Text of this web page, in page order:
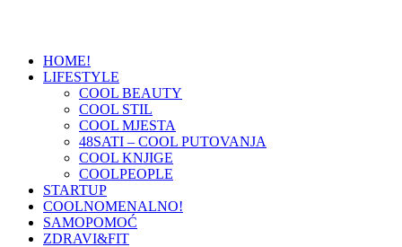
HOME!
LIFESTYLE
COOL BEAUTY
COOL STIL
COOL MJESTA
48SATI – COOL PUTOVANJA
COOL KNJIGE
COOLPEOPLE
STARTUP
COOLNOMENALNO!
SAMOPOMOĆ
ZDRAVI&FIT